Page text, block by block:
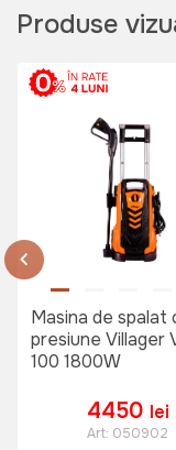
Produse
Masina de spalat
presiune Villager
100 1800W
4450 lei
Art: 050902